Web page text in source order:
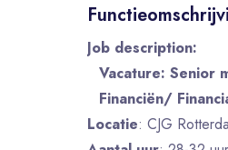
Job description:
Vacature: Senior
Financiën/
Locatie: CJG